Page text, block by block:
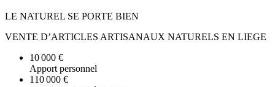
LE NATUREL SE PORTE BIEN
VENTE D’ARTICLES ARTISANAUX NATURELS EN LIEGE
10 000 €
Apport personnel
110 000 €